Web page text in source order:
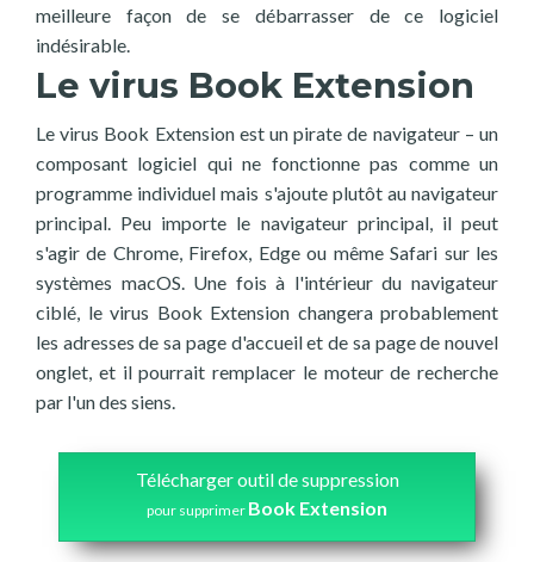
meilleure façon de se débarrasser de ce logiciel
indésirable.
Le virus Book Extension
Le virus Book Extension est un pirate de navigateur – un
composant logiciel qui ne fonctionne pas comme un
programme individuel mais s'ajoute plutôt au navigateur
principal. Peu importe le navigateur principal, il peut
s'agir de Chrome, Firefox, Edge ou même Safari sur les
systèmes macOS. Une fois à l'intérieur du navigateur
ciblé, le virus Book Extension changera probablement
les adresses de sa page d'accueil et de sa page de nouvel
onglet, et il pourrait remplacer le moteur de recherche
par l'un des siens.
Télécharger outil de suppression
pour supprimer Book Extension